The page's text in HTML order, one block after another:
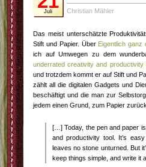
Juli Christian Mähler
Das meist unterschätzte
Stift und Papier. Über Eigentlich ganz
ich auf Umwegen zu dem
underrated creativity and productivity
und trotzdem kommt er auf Stift und
zählt all die digitalen Gadgets und
beschäftigt und die man zur
jedem einen Grund, zum Papier
[…] Today, the pen and paper
and productivity tool. It’s
leaves no stone unturned. But
keep things simple, and write it